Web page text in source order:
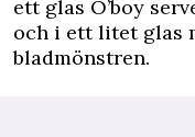
ett glas O’boy
och i ett litet glas
bladmönstren.